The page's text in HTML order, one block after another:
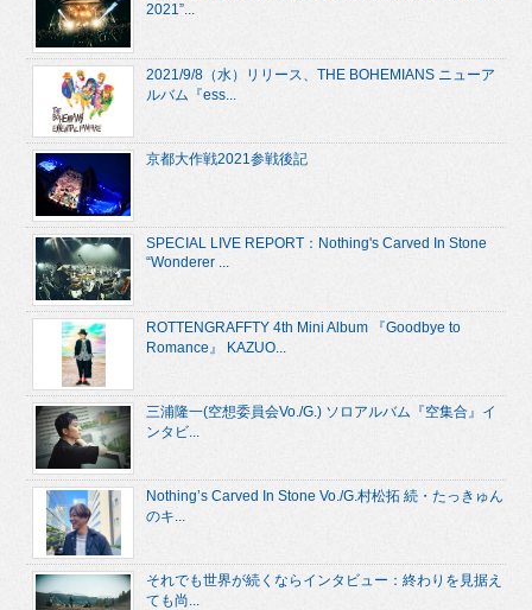
2021”...
2021/9/8（水）リリース、THE BOHEMIANS ニューア
ルバム『ess...
京都大作戦2021参戦後記
SPECIAL LIVE REPORT：Nothing's Carved In Stone
“Wonderer ...
ROTTENGRAFFTY 4th Mini Album 『Goodbye to
Romance』 KAZUO...
三浦隆一(空想委員会Vo./G.) ソロアルバム『空集合』イ
ンタビ...
Nothing’s Carved In Stone Vo./G.村松拓 続・たっきゅん
のキ...
それでも世界が続くならインタビュー：終わりを見据え
ても尚...